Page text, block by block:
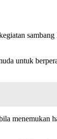
untuk
menemukan